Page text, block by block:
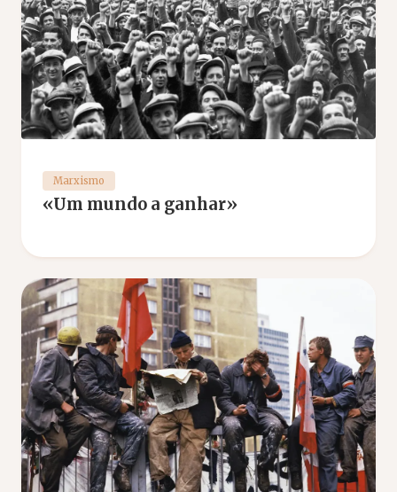
Marxismo
«Um mundo a ganhar»